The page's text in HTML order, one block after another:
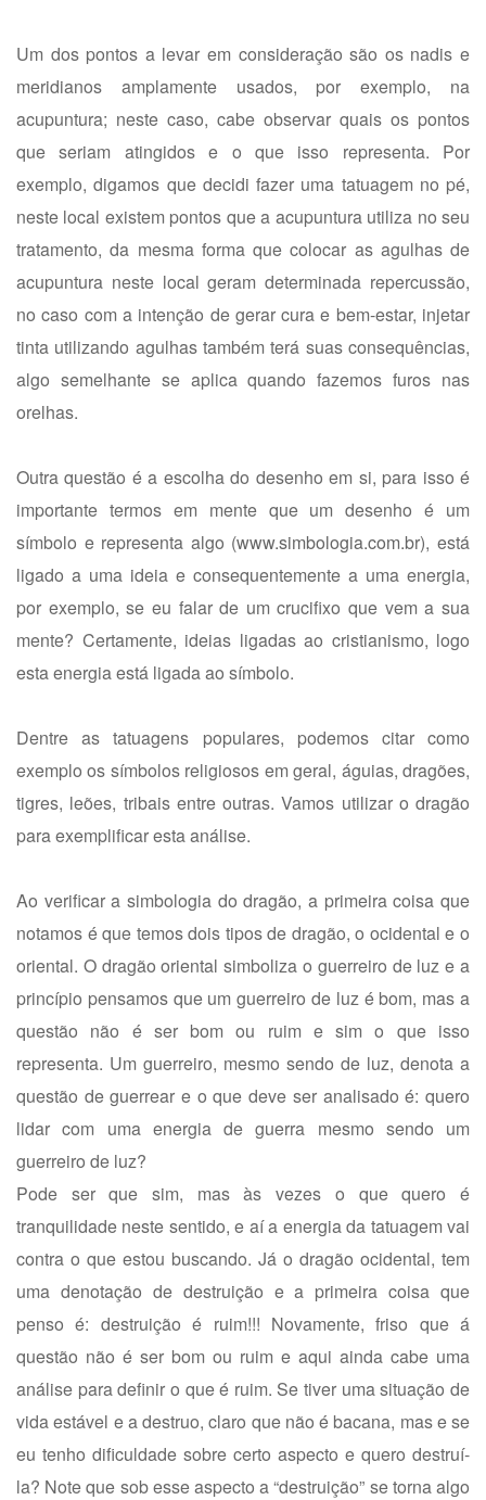
Um dos pontos a levar em consideração são os nadis e
meridianos amplamente usados, por exemplo, na
acupuntura; neste caso, cabe observar quais os pontos
que seriam atingidos e o que isso representa. Por
exemplo, digamos que decidi fazer uma tatuagem no pé,
neste local existem pontos que a acupuntura utiliza no seu
tratamento, da mesma forma que colocar as agulhas de
acupuntura neste local geram determinada repercussão,
no caso com a intenção de gerar cura e bem-estar, injetar
tinta utilizando agulhas também terá suas consequências,
algo semelhante se aplica quando fazemos furos nas
orelhas.
Outra questão é a escolha do desenho em si, para isso é
importante termos em mente que um desenho é um
símbolo e representa algo (www.simbologia.com.br), está
ligado a uma ideia e consequentemente a uma energia,
por exemplo, se eu falar de um crucifixo que vem a sua
mente? Certamente, ideias ligadas ao cristianismo, logo
esta energia está ligada ao símbolo.
Dentre as tatuagens populares, podemos citar como
exemplo os símbolos religiosos em geral, águias, dragões,
tigres, leões, tribais entre outras. Vamos utilizar o dragão
para exemplificar esta análise.
Ao verificar a simbologia do dragão, a primeira coisa que
notamos é que temos dois tipos de dragão, o ocidental e o
oriental. O dragão oriental simboliza o guerreiro de luz e a
princípio pensamos que um guerreiro de luz é bom, mas a
questão não é ser bom ou ruim e sim o que isso
representa. Um guerreiro, mesmo sendo de luz, denota a
questão de guerrear e o que deve ser analisado é: quero
lidar com uma energia de guerra mesmo sendo um
guerreiro de luz?
Pode ser que sim, mas às vezes o que quero é
tranquilidade neste sentido, e aí a energia da tatuagem vai
contra o que estou buscando. Já o dragão ocidental, tem
uma denotação de destruição e a primeira coisa que
penso é: destruição é ruim!!! Novamente, friso que á
questão não é ser bom ou ruim e aqui ainda cabe uma
análise para definir o que é ruim. Se tiver uma situação de
vida estável e a destruo, claro que não é bacana, mas e se
eu tenho dificuldade sobre certo aspecto e quero destruí-
la? Note que sob esse aspecto a “destruição” se torna algo